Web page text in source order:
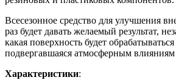
Всесезонное средство для улучшения
раз будет давать желаемый результат,
какая поверхность будет
подвергавшаяся атмосферным
Характеристики: